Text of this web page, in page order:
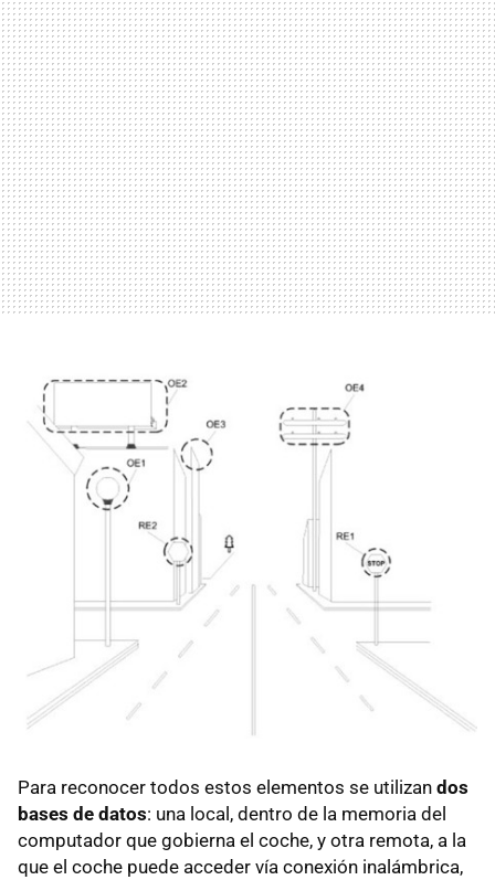
Para reconocer todos estos elementos se utilizan dos
bases de datos: una local, dentro de la memoria del
computador que gobierna el coche, y otra remota, a la
que el coche puede acceder vía conexión inalámbrica,